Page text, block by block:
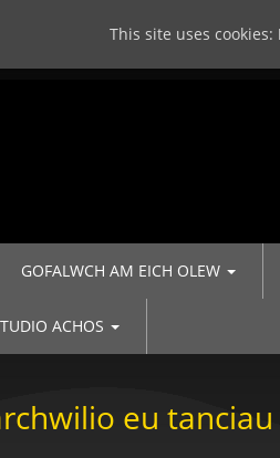
GOFALWCH AM EICH OLEW
ACHOS
eu
This site uses cookies: